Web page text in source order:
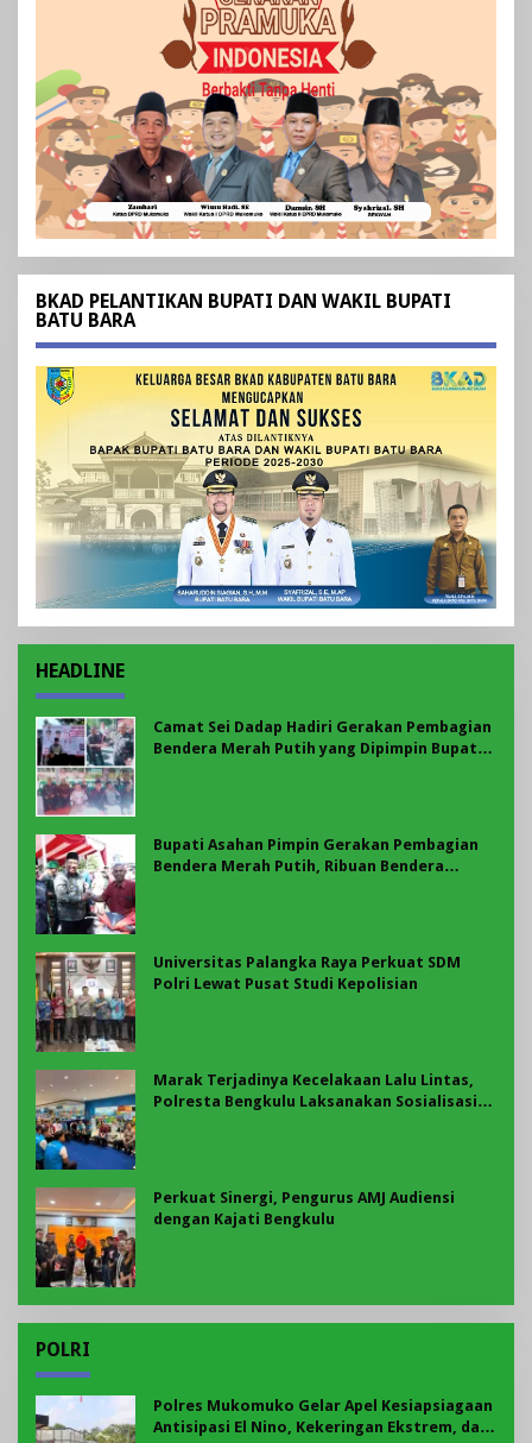
BKAD PELANTIKAN BUPATI DAN WAKIL BUPATI
BATU BARA
HEADLINE
Camat Sei Dadap Hadiri Gerakan Pembagian
Bendera Merah Putih yang Dipimpin Bupati
Bupati Asahan Pimpin Gerakan Pembagian
Bendera Merah Putih, Ribuan Bendera
Universitas Palangka Raya Perkuat SDM
Polri Lewat Pusat Studi Kepolisian
Marak Terjadinya Kecelakaan Lalu Lintas,
Polresta Bengkulu Laksanakan Sosialisasi
Perkuat Sinergi, Pengurus AMJ Audiensi
dengan Kajati Bengkulu
POLRI
Polres Mukomuko Gelar Apel Kesiapsiagaan
Antisipasi El Nino, Kekeringan Ekstrem, dan